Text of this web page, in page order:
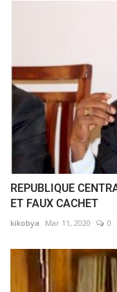
REPUBLIQUE
ET FAUX CACHET
kikobya Mar 11, 2020 0